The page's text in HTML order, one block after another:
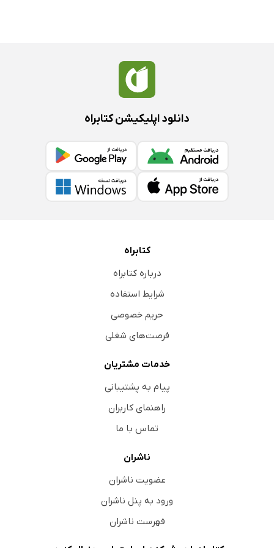
دانلود اپلیکیشن کتابراه
کتابراه
درباره کتابراه
شرایط استفاده
حریم خصوصی
فرصت‌های شغلی
خدمات مشتریان
پیام به پشتیبانی
راهنمای کاربران
تماس با ما
ناشران
عضویت ناشران
ورود به پنل ناشران
فهرست ناشران